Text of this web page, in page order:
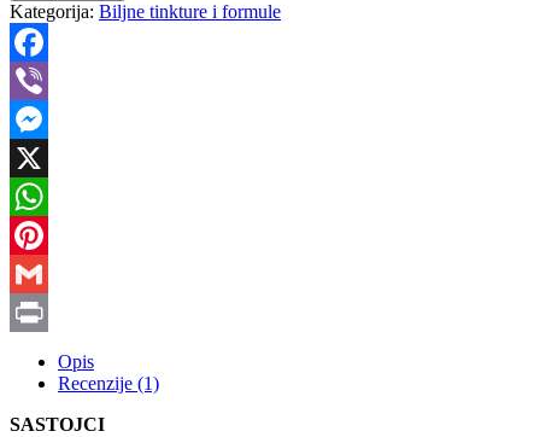
Kategorija: Biljne tinkture i formule
Facebook
Viber
Messenger
X
WhatsApp
Pinterest
Gmail
Opis
Recenzije (1)
SASTOJCI